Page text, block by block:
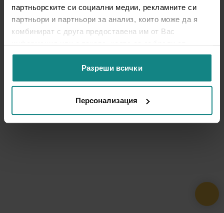
партньорските си социални медии, рекламните си
партньори и партньори за анализ, които може да я
комбинират с друга предоставена им от Вас
ползването от Ваша страна на услугите им.
Разреши всички
Персонализация